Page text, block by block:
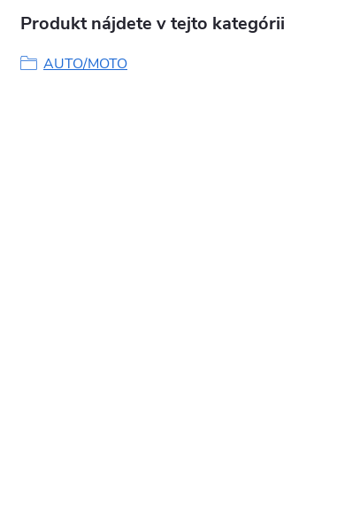
Produkt nájdete v tejto kategórii
AUTO/MOTO